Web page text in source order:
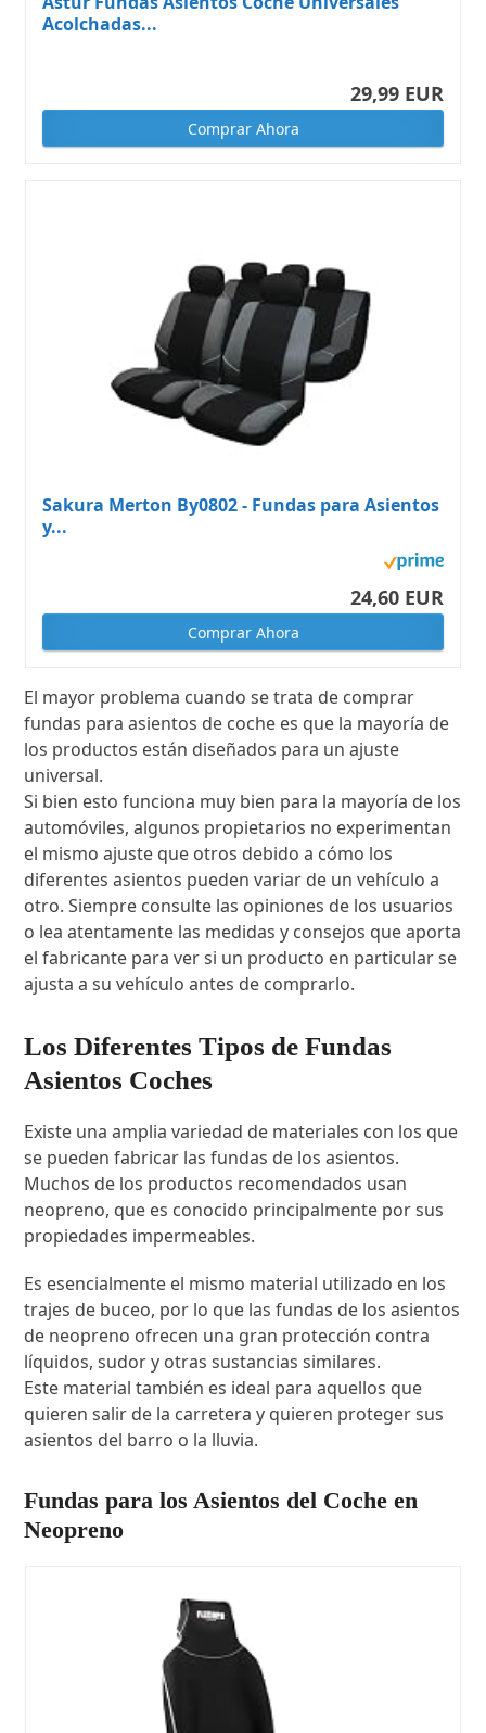
Acolchadas...
29,99 EUR
Comprar Ahora
Sakura Merton By0802 - Fundas para Asientos
y...
24,60 EUR
Comprar Ahora
El mayor problema cuando se trata de comprar
fundas para asientos de coche es que la mayoría de
los productos están diseñados para un ajuste
universal.
Si bien esto funciona muy bien para la mayoría de los
automóviles, algunos propietarios no experimentan
el mismo ajuste que otros debido a cómo los
diferentes asientos pueden variar de un vehículo a
otro. Siempre consulte las opiniones de los usuarios
o lea atentamente las medidas y consejos que aporta
el fabricante para ver si un producto en particular se
ajusta a su vehículo antes de comprarlo.
Los Diferentes Tipos de Fundas
Asientos Coches
Existe una amplia variedad de materiales con los que
se pueden fabricar las fundas de los asientos.
Muchos de los productos recomendados usan
neopreno, que es conocido principalmente por sus
propiedades impermeables.
Es esencialmente el mismo material utilizado en los
trajes de buceo, por lo que las fundas de los asientos
de neopreno ofrecen una gran protección contra
líquidos, sudor y otras sustancias similares.
Este material también es ideal para aquellos que
quieren salir de la carretera y quieren proteger sus
asientos del barro o la lluvia.
Fundas para los Asientos del Coche en
Neopreno